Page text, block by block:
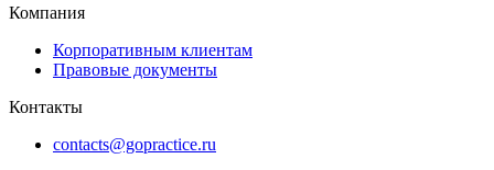
Компания
Корпоративным клиентам
Правовые документы
Контакты
contacts@gopractice.ru